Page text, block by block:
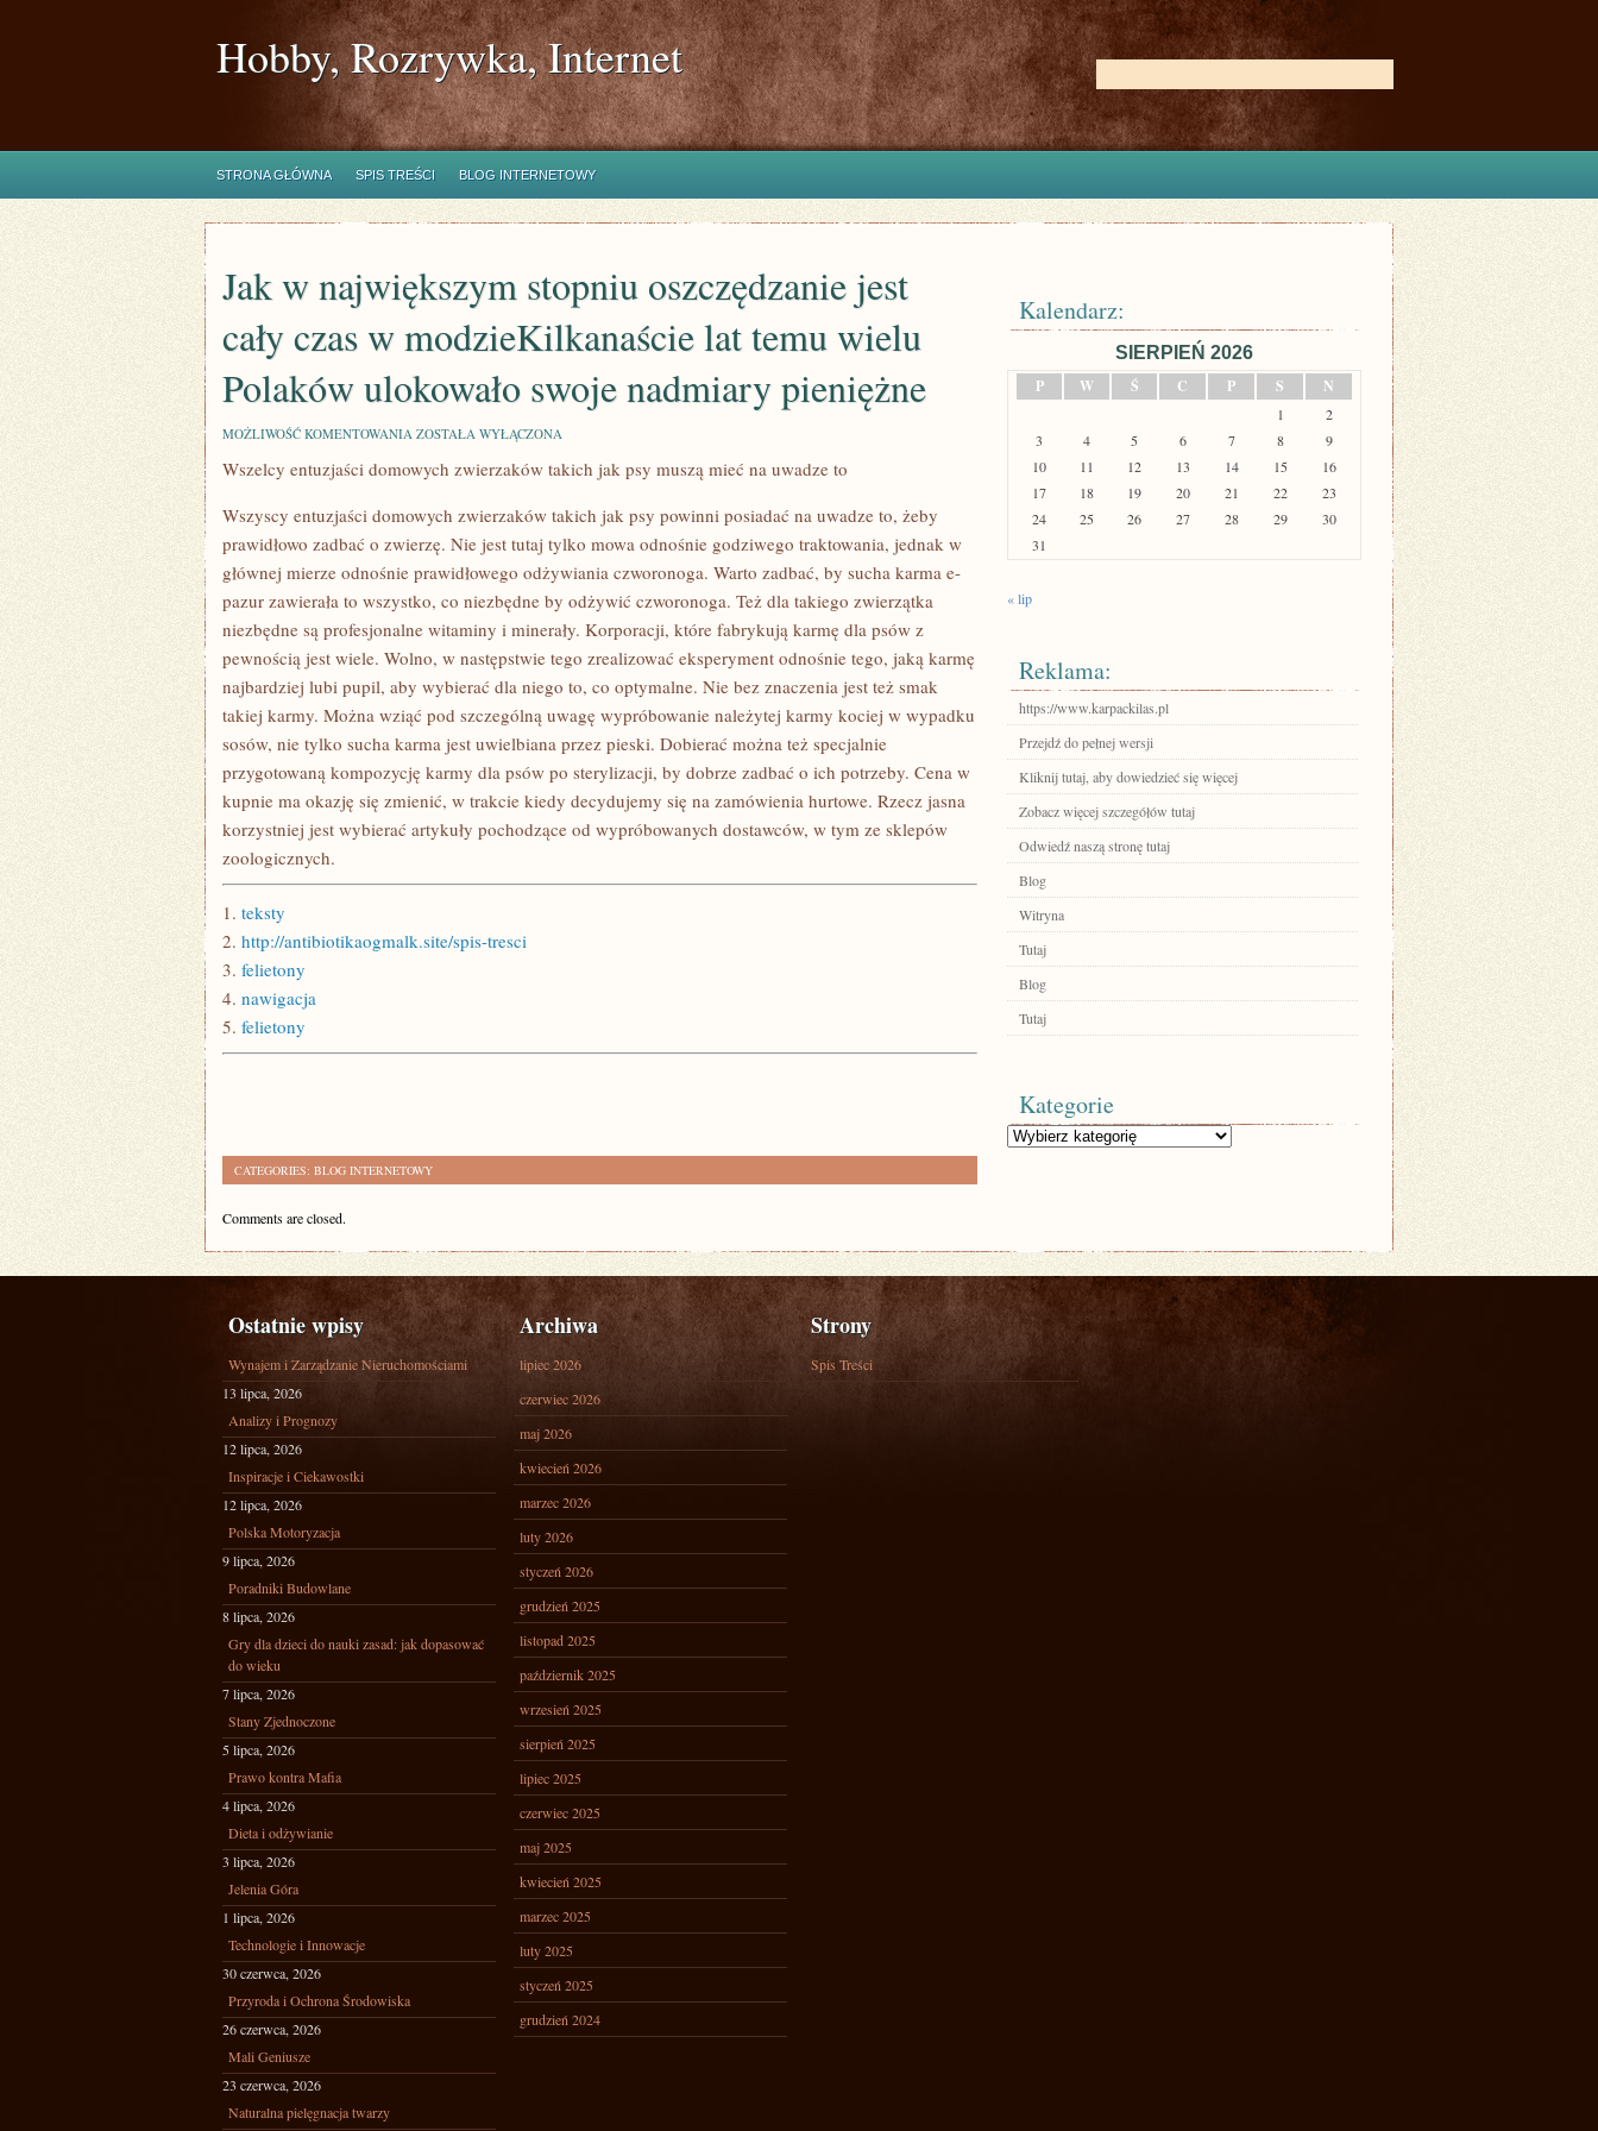
Hobby, Rozrywka, Internet
STRONA GŁÓWNA SPIS TREŚCI BLOG INTERNETOWY
Jak w największym stopniu oszczędzanie jest
cały czas w modzieKilkanaście lat temu wielu
Polaków ulokowało swoje nadmiary pieniężne
MOŻLIWOŚĆ KOMENTOWANIA JAK
NAJWIĘKSZYM
STOPNIU
JEST
CAŁY
CZAS
W
MODZIEKILKANAŚCIE
LAT
TEMU
POLAKÓW
ULOKOWAŁO
SWOJE
NADMIARY
PIENIĘŻNE
ZOSTAŁA WYŁĄCZONA
Wszelcy entuzjaści domowych zwierzaków takich jak psy muszą mieć na uwadze to
Wszyscy entuzjaści domowych zwierzaków takich jak psy powinni posiadać na uwadze to, żeby
prawidłowo zadbać o zwierzę. Nie jest tutaj tylko mowa odnośnie godziwego traktowania, jednak w
głównej mierze odnośnie prawidłowego odżywiania czworonoga. Warto zadbać, by sucha karma e-
pazur zawierała to wszystko, co niezbędne by odżywić czworonoga. Też dla takiego zwierzątka
niezbędne są profesjonalne witaminy i minerały. Korporacji, które fabrykują karmę dla psów z
pewnością jest wiele. Wolno, w następstwie tego zrealizować eksperyment odnośnie tego, jaką karmę
najbardziej lubi pupil, aby wybierać dla niego to, co optymalne. Nie bez znaczenia jest też smak
takiej karmy. Można wziąć pod szczególną uwagę wypróbowanie należytej karmy kociej w wypadku
sosów, nie tylko sucha karma jest uwielbiana przez pieski. Dobierać można też specjalnie
przygotowaną kompozycję karmy dla psów po sterylizacji, by dobrze zadbać o ich potrzeby. Cena w
kupnie ma okazję się zmienić, w trakcie kiedy decydujemy się na zamówienia hurtowe. Rzecz jasna
korzystniej jest wybierać artykuły pochodzące od wypróbowanych dostawców, w tym ze sklepów
zoologicznych.
1. teksty
2. http://antibiotikaogmalk.site/spis-tresci
3. felietony
4. nawigacja
5. felietony
CATEGORIES: BLOG INTERNETOWY
Comments are closed.
Kalendarz:
SIERPIEŃ 2026
P
W Ś C P S N
1
2
3
4 5 6 7 8
9
10
11 12 13 14 15
16
17
18 19 20 21 22
23
24
25 26 27 28 29
30
31
« lip
Reklama:
https://www.karpackilas.pl
Przejdź do pełnej wersji
Kliknij tutaj, aby dowiedzieć się więcej
Zobacz więcej szczegółów tutaj
Odwiedź naszą stronę tutaj
Blog
Witryna
Tutaj
Blog
Tutaj
Kategorie
Kategorie
Ostatnie wpisy
Wynajem i Zarządzanie Nieruchomościami
13 lipca, 2026
Analizy i Prognozy
12 lipca, 2026
Inspiracje i Ciekawostki
12 lipca, 2026
Polska Motoryzacja
9 lipca, 2026
Poradniki Budowlane
8 lipca, 2026
Gry dla dzieci do nauki zasad: jak dopasować
do wieku
7 lipca, 2026
Stany Zjednoczone
5 lipca, 2026
Prawo kontra Mafia
4 lipca, 2026
Dieta i odżywianie
3 lipca, 2026
Jelenia Góra
1 lipca, 2026
Technologie i Innowacje
30 czerwca, 2026
Przyroda i Ochrona Środowiska
26 czerwca, 2026
Mali Geniusze
23 czerwca, 2026
Naturalna pielęgnacja twarzy
Archiwa
lipiec 2026
czerwiec 2026
maj 2026
kwiecień 2026
marzec 2026
luty 2026
styczeń 2026
grudzień 2025
listopad 2025
październik 2025
wrzesień 2025
sierpień 2025
lipiec 2025
czerwiec 2025
maj 2025
kwiecień 2025
marzec 2025
luty 2025
styczeń 2025
grudzień 2024
Strony
Spis Treści